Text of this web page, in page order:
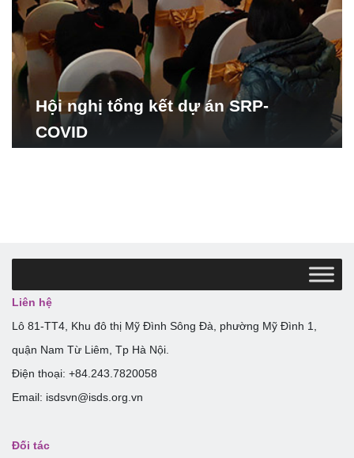
Hội nghị tổng kết dự án SRP-
COVID
Liên hệ
Lô 81-TT4, Khu đô thị Mỹ Đình Sông Đà, phường Mỹ Đình 1,
quận Nam Từ Liêm, Tp Hà Nội.
Điện thoại: +84.243.7820058
Email: isdsvn@isds.org.vn
Đối tác